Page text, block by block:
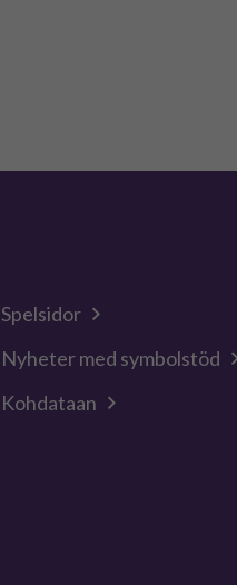
Spelsidor
Nyheter med symbolstöd
Kohdataan